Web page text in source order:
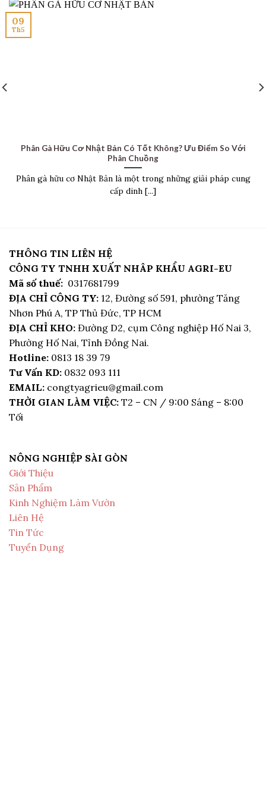
Phân Gà Hữu Cơ Nhật Bản Có Tốt Không? Ưu Điểm So Với
Phân Chuồng
Phân gà hữu cơ Nhật Bản là một trong những giải pháp cung
cấp dinh [...]
09
Th5
THÔNG TIN LIÊN HỆ
CÔNG TY TNHH XUẤT NHÂP KHẨU AGRI-EU
Mã số thuế: 0317681799
ĐỊA CHỈ CÔNG TY: 12, Đường số 591, phường Tăng
Nhơn Phú A, TP Thủ Đức, TP HCM
ĐỊA CHỈ KHO: Đường D2, cụm Công nghiệp Hố Nai 3,
Phường Hố Nai, Tỉnh Đồng Nai.
Hotline: 0813 18 39 79
Tư Vấn KD: 0832 093 111
EMAIL: congtyagrieu@gmail.com
THỜI GIAN LÀM VIỆC: T2 – CN / 9:00 Sáng – 8:00
Tối
NÔNG NGHIỆP SÀI GÒN
Giới Thiệu
Sản Phẩm
Kinh Nghiệm Làm Vườn
Liên Hệ
Tin Tức
Tuyển Dụng